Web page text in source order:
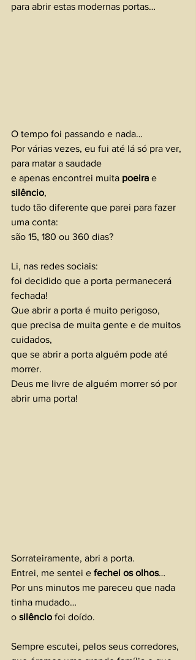
para abrir estas modernas portas…
O tempo foi passando e nada…
Por várias vezes, eu fui até lá só pra ver,
para matar a saudade
e apenas encontrei muita poeira e
silêncio,
tudo tão diferente que parei para fazer
uma conta:
são 15, 180 ou 360 dias?
Li, nas redes sociais:
foi decidido que a porta permanecerá
fechada!
Que abrir a porta é muito perigoso,
que precisa de muita gente e de muitos
cuidados,
que se abrir a porta alguém pode até
morrer.
Deus me livre de alguém morrer só por
abrir uma porta!
Sorrateiramente, abri a porta.
Entrei, me sentei e fechei os olhos…
Por uns minutos me pareceu que nada
tinha mudado…
o silêncio foi doído.
Sempre escutei, pelos seus corredores,